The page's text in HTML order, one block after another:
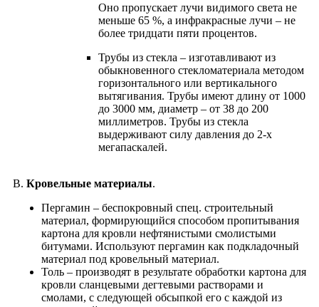
Оно пропускает лучи видимого света не
меньше 65 %, а инфракрасные лучи – не
более тридцати пяти процентов.
Трубы из стекла – изготавливают из
обыкновенного стекломатериала методом
горизонтального или вертикального
вытягивания. Трубы имеют длину от 1000
до 3000 мм, диаметр – от 38 до 200
миллиметров. Трубы из стекла
выдерживают силу давления до 2-х
мегапаскалей.
В. Кровельные материалы.
Пергамин – беспокровный спец. строительный
материал, формирующийся способом пропитывания
картона для кровли нефтянистыми смолистыми
битумами. Используют пергамин как подкладочный
материал под кровельный материал.
Толь – производят в результате обработки картона для
кровли сланцевыми дегтевыми растворами и
смолами, с следующей обсыпкой его с каждой из